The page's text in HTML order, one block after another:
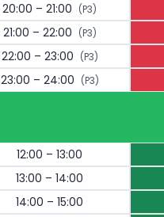
20:00 – 21:00 (P3)
21:00 – 22:00 (P3)
22:00 – 23:00 (P3)
23:00 – 24:00 (P3)
12:00 – 13:00
13:00 – 14:00
14:00 – 15:00